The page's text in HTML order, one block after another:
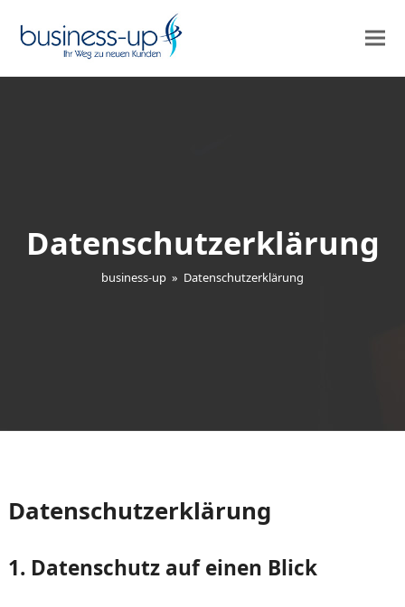
Datenschutzerklärung
business-up » Datenschutzerklärung
Datenschutzerklärung
1. Datenschutz auf einen Blick